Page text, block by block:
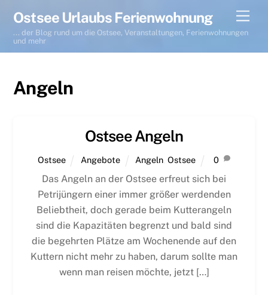
content
Ostsee Urlaubs Ferienwohnung
... der Blog rund um die Ostsee, Veranstaltungen, Ferienwohnungen
und mehr
Angeln
Ostsee Angeln
Ostsee Angebote Angeln ,Ostsee 0
Das Angeln an der Ostsee erfreut sich bei
Petrijüngern einer immer größer werdenden
Beliebtheit, doch gerade beim Kutterangeln
sind die Kapazitäten begrenzt und bald sind
die begehrten Plätze am Wochenende auf den
Kuttern nicht mehr zu haben, darum sollte man
wenn man reisen möchte, jetzt […]